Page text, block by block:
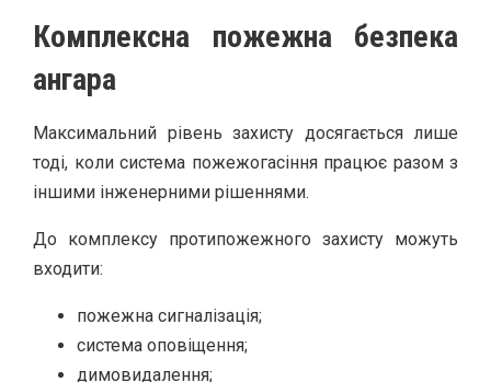
Комплексна пожежна безпека
ангара
Максимальний рівень захисту досягається лише
тоді, коли система пожежогасіння працює разом з
іншими інженерними рішеннями.
До комплексу протипожежного захисту можуть
входити:
пожежна сигналізація;
система оповіщення;
димовидалення;